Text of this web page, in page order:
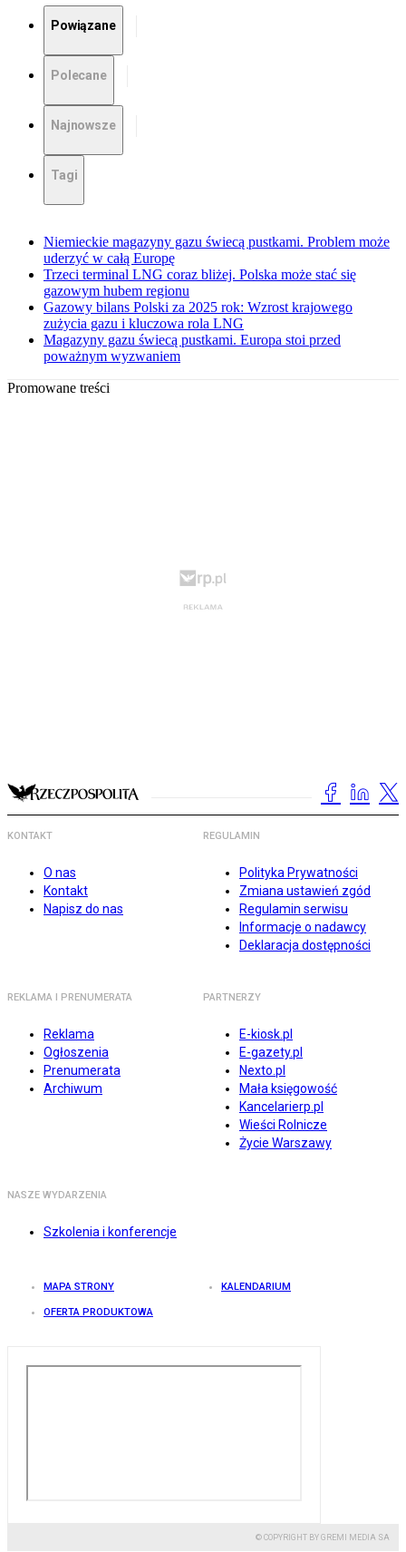
Powiązane
Polecane
Najnowsze
Tagi
Niemieckie magazyny gazu świecą pustkami. Problem może
uderzyć w całą Europę
Trzeci terminal LNG coraz bliżej. Polska może stać się
gazowym hubem regionu
Gazowy bilans Polski za 2025 rok: Wzrost krajowego
zużycia gazu i kluczowa rola LNG
Magazyny gazu świecą pustkami. Europa stoi przed
poważnym wyzwaniem
Promowane treści
KONTAKT
O nas
Kontakt
Napisz do nas
REGULAMIN
Polityka Prywatności
Zmiana ustawień zgód
Regulamin serwisu
Informacje o nadawcy
Deklaracja dostępności
REKLAMA I PRENUMERATA
Reklama
Ogłoszenia
Prenumerata
Archiwum
PARTNERZY
E-kiosk.pl
E-gazety.pl
Nexto.pl
Mała księgowość
Kancelarierp.pl
Wieści Rolnicze
Życie Warszawy
NASZE WYDARZENIA
Szkolenia i konferencje
MAPA STRONY KALENDARIUM
OFERTA PRODUKTOWA
© COPYRIGHT BY GREMI MEDIA SA